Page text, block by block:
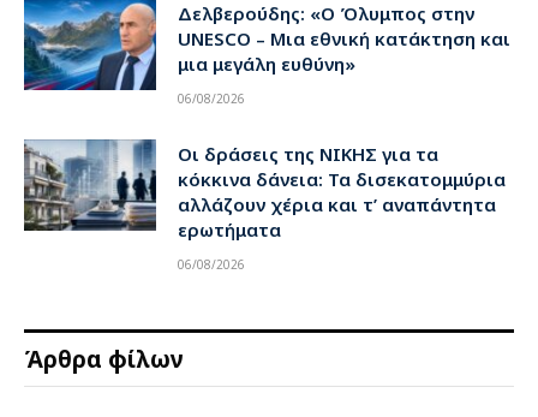
Δελβερούδης: «Ο Όλυμπος στην
UNESCO – Μια εθνική κατάκτηση και
μια μεγάλη ευθύνη»
06/08/2026
Οι δράσεις της ΝΙΚΗΣ για τα
κόκκινα δάνεια: Τα δισεκατομμύρια
αλλάζουν χέρια και τ’ αναπάντητα
ερωτήματα
06/08/2026
Άρθρα φίλων